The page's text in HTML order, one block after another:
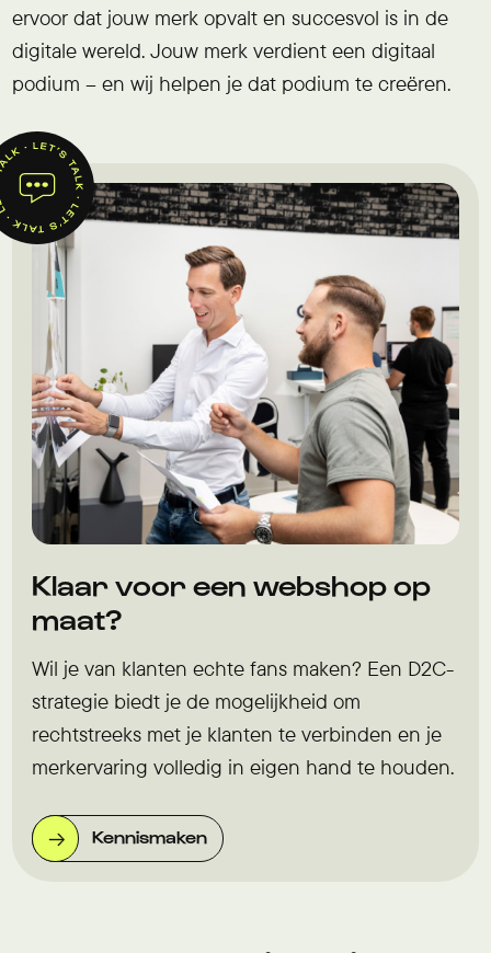
ervoor dat jouw merk opvalt en succesvol is in de
digitale wereld. Jouw merk verdient een digitaal
podium – en wij helpen je dat podium te creëren.
Klaar voor een webshop op
maat?
Wil je van klanten echte fans maken? Een D2C-
strategie biedt je de mogelijkheid om
rechtstreeks met je klanten te verbinden en je
merkervaring volledig in eigen hand te houden.
Kennismaken